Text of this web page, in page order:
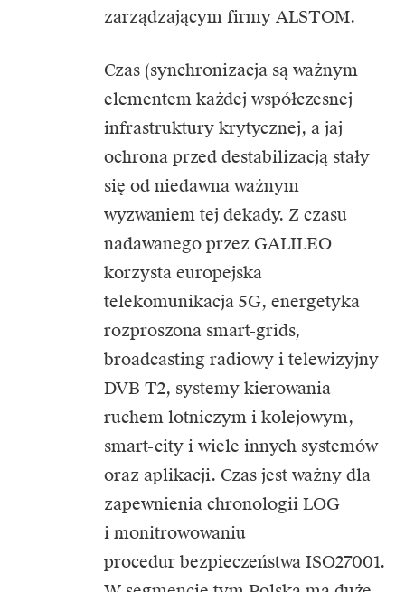
zarządzającym firmy ALSTOM.
Czas (synchronizacja są ważnym
elementem każdej współczesnej
infrastruktury krytycznej, a jaj
ochrona przed destabilizacją stały
się od niedawna ważnym
wyzwaniem tej dekady. Z czasu
nadawanego przez GALILEO
korzysta europejska
telekomunikacja 5G, energetyka
rozproszona smart-grids,
broadcasting radiowy i telewizyjny
DVB-T2, systemy kierowania
ruchem lotniczym i kolejowym,
smart-city i wiele innych systemów
oraz aplikacji. Czas jest ważny dla
zapewnienia chronologii LOG
i monitrowowaniu
procedur bezpieczeństwa ISO27001.